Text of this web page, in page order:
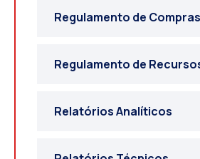
Regulamento de Compras
Regulamento de
Relatórios Analíticos